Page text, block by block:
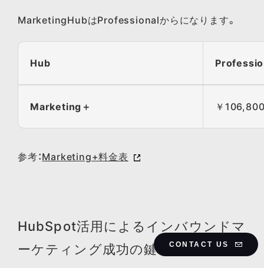
CONTACT US
MarketingHubはProfessionalからになります。
Hub
Marketing＋ ￥
参考：Marketing+料金表
HubSpot活用によるインバウンドマ
ーケティング成功の鍵